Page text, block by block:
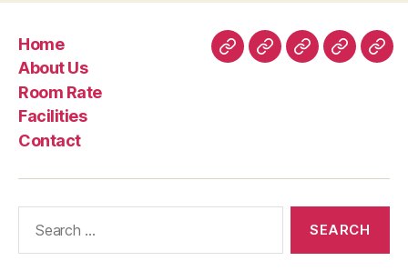
Home
About Us
Room Rate
Facilities
Contact
HomeAboutRoomFacilities